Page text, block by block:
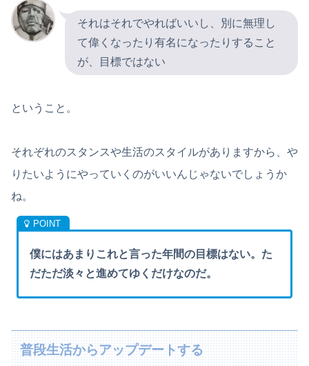
それはそれでやればいいし、別に無理し
て偉くなったり有名になったりすること
が、目標ではない
ということ。
それぞれのスタンスや生活のスタイルがありますから、や
りたいようにやっていくのがいいんじゃないでしょうか
ね。
僕にはあまりこれと言った年間の目標はない。た
だただ淡々と進めてゆくだけなのだ。
普段生活からアップデートする